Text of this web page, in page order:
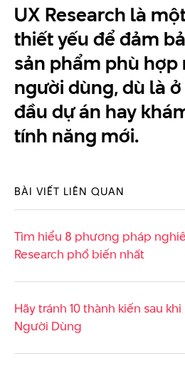
UX Research là
thiết yếu để đảm
sản phẩm phù hợp
người dùng, dù là
đầu dự án hay
tính năng mới.
BÀI VIẾT LIÊN QUAN
Tìm hiểu 8 phương pháp
Research phổ biến nhất
Hãy tránh 10 thành kiến sau
Người Dùng